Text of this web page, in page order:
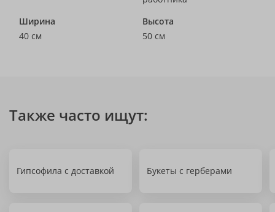
Ширина
40 см
Высота
50 см
Также часто ищут:
Гипсофила с доставкой Букеты с герберами